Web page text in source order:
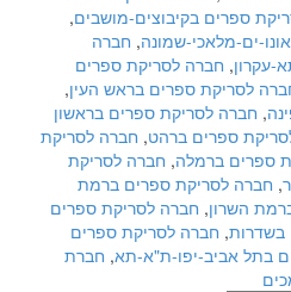
ספרים בקיבוצים-מושבים,
ים-מלאכי-שמונה, חברה
עקרון, חברה לסריקת ספרים
לסריקת ספרים בראש העין,
, חברה לסריקת ספרים בראשון
ספרים ברהט, חברה לסריקת
ספרים ברמלה, חברה לסריקת
, חברה לסריקת ספרים ברמת
השרון, חברה לסריקת ספרים
בשדרות, חברה לסריקת ספרים
בתל אביב-יפו-ת"א-תא, חברת